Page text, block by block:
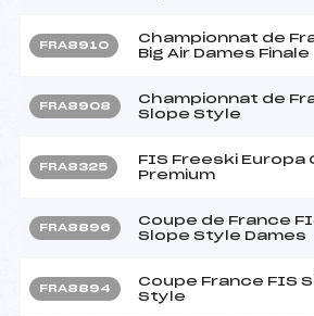
FRA8910
Championnat de
Big Air Dames Finale
FRA8908
Championnat de
Slope Style
FRA8325
FIS Freeski Europa
Premium
FRA8896
Coupe de France
Slope Style Dames
FRA8894
Coupe France FIS
Style